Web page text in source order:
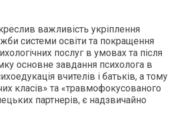
важливість укріплення
системи освіти та покращення
послуг в умовах та після
основне завдання психолога в
вчителів і батьків, а тому
класів» та «травмофокусованого
партнерів, є надзвичайно